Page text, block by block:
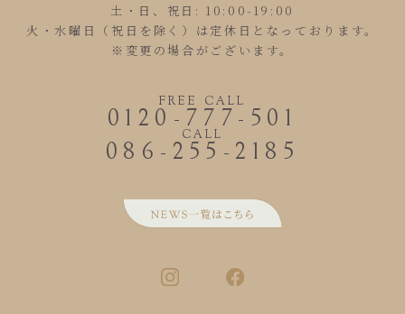
土・日、祝日: 10:00-19:00
火・水曜日（祝日を除く）は定休日となっております。
※変更の場合がございます。
FREE CALL
0120-777-501
CALL
086-255-2185